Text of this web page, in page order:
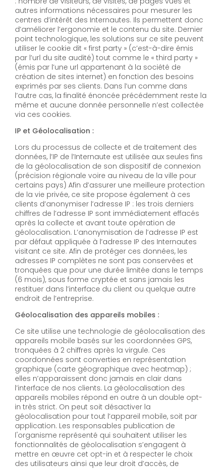
autres informations nécessaires pour mesurer les
centres d’intérêt des Internautes. Ils permettent donc
d’améliorer l’ergonomie et le contenu du site. Dernier
point technologique, les solutions sur ce site peuvent
utiliser le cookie dit « first party » (c’est-à-dire émis
par l’url du site audité) tout comme le « third party »
(émis par l’une url appartenant à la société de
création de sites internet) en fonction des besoins
exprimés par ses clients. Dans l’un comme dans
l’autre cas, la finalité énoncée précédemment reste la
même et aucune donnée personnelle n’est collectée
via ces cookies.
IP et Géolocalisation :
Lors du processus de collecte et de traitement des
données, l’IP de l’Internaute est utilisée aux seules fins
de la géolocalisation de son dispositif de connexion
(précision régionale voire au niveau de la ville pour
certains pays) Afin d’assurer une meilleure protection
de la vie privée, ce site propose également à ces
clients d’anonymiser l’adresse IP : les trois derniers
chiffres de l’adresse IP sont immédiatement effacés
après la collecte et avant toute opération de
géolocalisation. L’anonymisation de l’adresse IP est
par défaut appliquée à l’adresse IP des Internautes
visitant ce site. Afin de protéger ces données, les
adresses IP complètes ne sont pas conservées et
tronquées que pour une durée limitée dans le temps
(6 mois), sous forme cryptée et sans jamais les
restituer dans l’interface du client ou quelque autre
endroit de l’entreprise.
Géolocalisation des appareils mobiles :
Ce site utilise une technologie de géolocalisation des
appareils mobile basés sur les coordonnées GPS,
tronquées à 2 chiffres après la virgule. Ces
coordonnées sont converties en représentation
graphique (carte géographique avec heatmap) ;
elles n’apparaissent donc jamais en clair dans
l’interface de nos clients. La géolocalisation des
appareils mobiles répond en outre à un double opt-
in très strict. On peut soit désactiver la
géolocalisation pour tout l’appareil mobile, soit par
application. Les responsables publication de
l'organisme représenté qui souhaitent utiliser les
fonctionnalités de géolocalisation s’engagent à
mettre en œuvre cet opt-in et à respecter le choix
des utilisateurs ainsi que leur droit d’accès, de